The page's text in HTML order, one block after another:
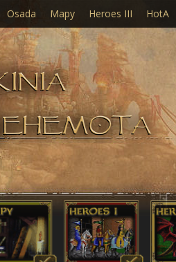
Osada Mapy Heroes III HotA